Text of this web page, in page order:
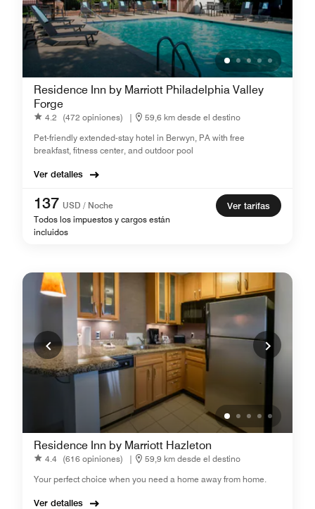
Residence Inn by Marriott Philadelphia Valley
Forge
4.2 (472 opiniones) |
59,6 km desde el destino
Pet-friendly extended-stay hotel in Berwyn, PA with free
breakfast, fitness center, and outdoor pool
Ver detalles
137 USD / Noche
Todos los impuestos y cargos están
incluidos
Ver tarifas
Residence Inn by Marriott Hazleton
4.4 (616 opiniones) |
59,9 km desde el destino
Your perfect choice when you need a home away from home.
Ver detalles